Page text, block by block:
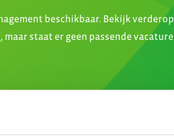
beschikbaar. Bekijk verderop
staat er geen passende vacature